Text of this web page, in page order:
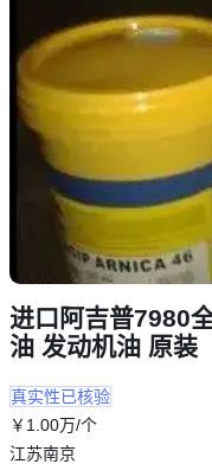
进口阿吉普7980
油 发动机油 原装
真实性已核验
￥ 1 .00万/个
江苏南京